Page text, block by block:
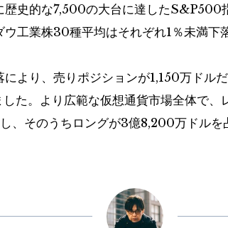
歴史的な7,500の大台に達したS&P500
工業株30種平均はそれぞれ1％未満下
より、売りポジションが1,150万ドル
た。より広範な仮想通貨市場全体で、
、そのうちロングが3億8,200万ドルを